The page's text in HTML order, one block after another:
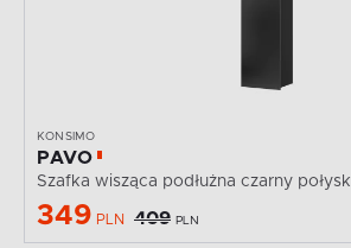
KONSIMO
PAVO
Szafka wisząca podłużna czarny połysk
349 PLN 409 PLN